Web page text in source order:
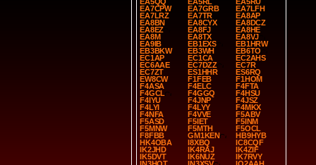
EA7CPW
EA7GRB
EA7LFH
EA7LRZ
EA7TR
EA8AP
EA8BN
EA8CYX
EA8DCZ
EA8EZ
EA8FJ
EA8HE
EA8M
EA8TX
EA8VJ
EA9IB
EB1EXS
EB1HRW
EB3BKW
EB3WH
EB6TO
EC1AP
EC1CA
EC2AHS
EC6AAE
EC7DZZ
EC7R
EC7ZT
ES1HHR
ES6RQ
EW8CW
F1FEB
F1HOM
F4ASA
F4ELC
F4FTA
F4GCL
F4GGQ
F4HSU
F4IYU
F4JNP
F4JSZ
F4LYI
F4LYY
F4MKX
F4NFA
F4VVE
F5ABV
F5ASD
F5IET
F5INM
F5MNW
F5MTH
F5OCL
F8FBB
GM1KEN
HB9HYB
HK4OBA
I8XBQ
IC8CQF
IK2JHD
IK4RAJ
IK4ZIF
IK5DVT
IK6NUZ
IK7RVY